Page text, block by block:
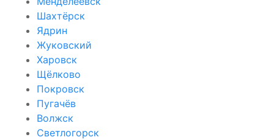
Шахтёрск
Ядрин
Жуковский
Харовск
Щёлково
Покровск
Пугачёв
Волжск
Светлогорск